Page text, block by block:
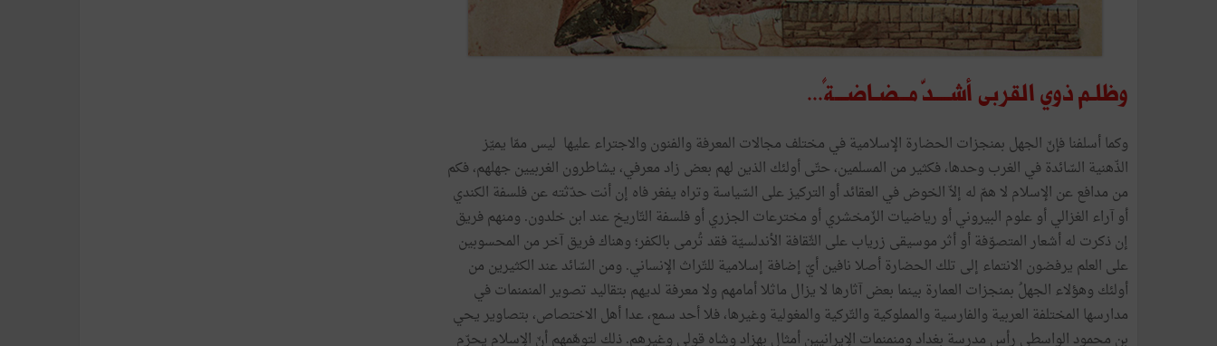
وظلـم ذوي القربى أشــــدّ مــضـاضـــةً...
وكما أسلفنا فإنّ الجهل بمنجزات الحضارة الإسلامية في مختلف مجالات المعرفة والفنون والاجتراء عليها ليس ممّا يميّز
الذّهنية السّائدة في الغرب وحدها، فكثير من المسلمين، حتّى أولئك الذين لهم بعض زاد معرفي، يشاطرون الغربيين جهلهم، فكم
من مدافع عن الإسلام لا همّ له إلاّ الخوض في العقائد أو التركيز على السّياسة وتراه يفغر فاه إن أنت حدّثته عن فلسفة الكندي
أو آراء الغزالي أو علوم البيروني أو رياضيات الزّمخشري أو مخترعات الجزري أو فلسفة التّاريخ عند ابن خلدون. ومنهم فريق
إن ذكرت له أشعار المتصوّفة أو أثر موسيقى زرياب على الثّقافة الأندلسيّة فقد تُرمى بالكفر؛ وهناك فريق آخر من المحسوبين
على العلم يرفضون الانتماء إلى تلك الحضارة أصلا نافين أيّ إضافة إسلامية للتّراث الإنساني. ومن السّائد عند الكثيرين من
أولئك وهؤلاء الجهلُ بمنجزات العمارة بينما بعض آثارها لا يزال ماثلا أمامهم ولا معرفة لديهم بتقاليد تصوير المنمنمات في
مدارسها المختلفة العربية والفارسية والمملوكية والتّركية والمغولية وغيرها، فلا أحد سمع، عدا أهل الاختصاص، بتصاوير يحي
بن محمود الواسطي رأس مدرسة بغداد ومنمنمات الإيرانيين أمثال بهزاد وشاه قولي وغيرهم. ذلك لتوهّمهم أنّ الإسلام يحرّم